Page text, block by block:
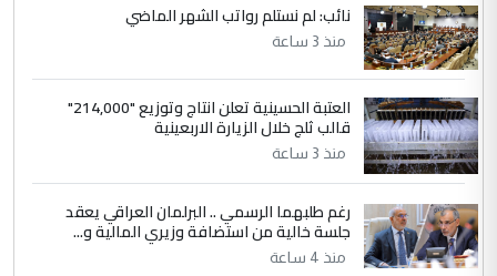
إكمال دراستي داخل ...
الموضوع :
السعودية توافق على الاستمرار في
إعطاء 100 منحة دراسية للطلبة العراقيين في
جامعاتها سنويا
عبد الأمير جاسم هليل
التعليق : نحن اباء الطلاب الأوائل على العراق
نتشرف بلقاء السيد احمد الصافي في العتبات
الحسنية لزرع ...
نائب: لم نستلم رواتب الشهر الماضي
منذ 3 ساعة
العتبة الحسينية تعلن انتاج وتوزيع "214,000"
قالب ثلج خلال الزيارة الاربعينية
منذ 3 ساعة
رغم طلبهما الرسمي .. البرلمان العراقي يعقد
جلسة خالية من استضافة وزيري المالية و...
منذ 4 ساعة